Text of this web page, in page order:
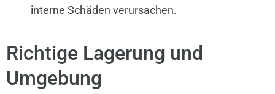
interne Schäden verursachen.
Richtige Lagerung und
Umgebung